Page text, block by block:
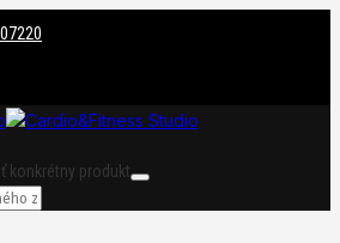
konkrétny produkt